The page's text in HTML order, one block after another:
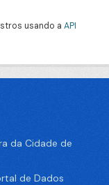
usando a API
da Cidade de
de Dados